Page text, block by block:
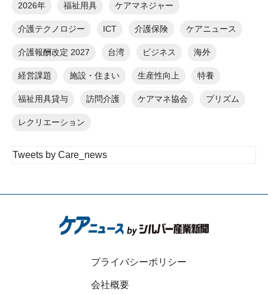
2026年 福祉用具 ケアマネジャー
介護テクノロジー ICT 介護保険 ケアニュース
介護報酬改定 2027 台湾 ビジネス 海外
経営課題 施設・住まい 生産性向上 特養
福祉用具貸与 訪問介護 ケアマネ協会 プリズム
レクリエーション
Tweets by Care_news
プライバシーポリシー
会社概要